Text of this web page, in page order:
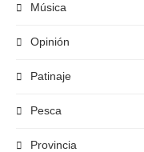
Música
Opinión
Patinaje
Pesca
Provincia